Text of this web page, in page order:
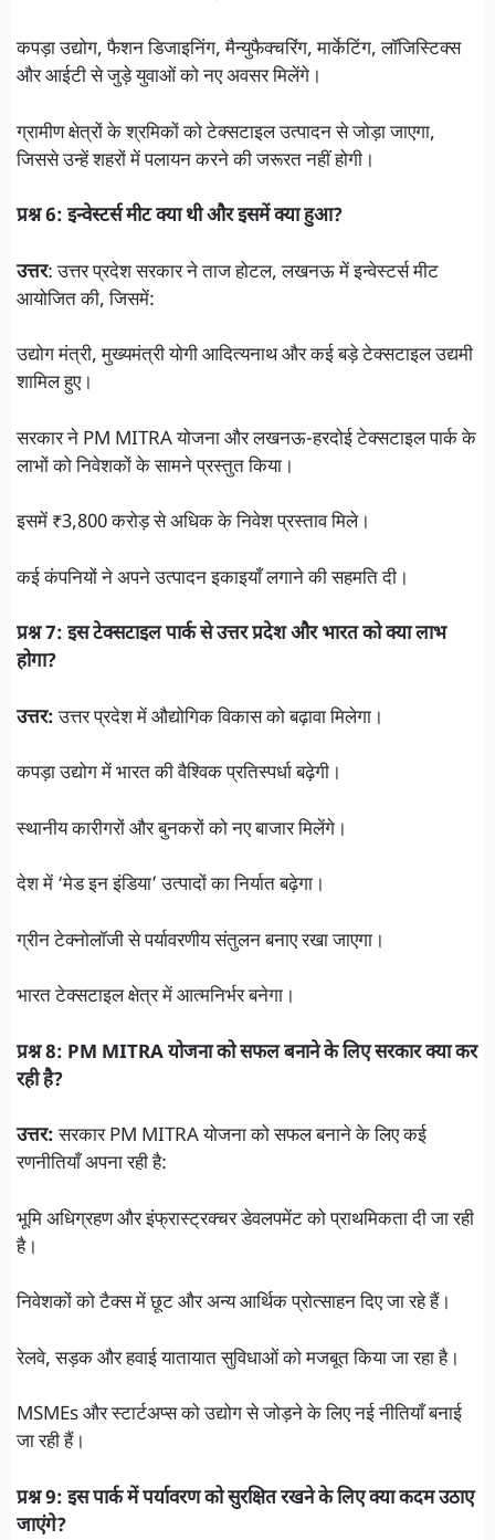
कपड़ा उद्योग, फैशन डिजाइनिंग, मैन्युफैक्चरिंग, मार्केटिंग, लॉजिस्टिक्स
और आईटी से जुड़े युवाओं को नए अवसर मिलेंगे।
ग्रामीण क्षेत्रों के श्रमिकों को टेक्सटाइल उत्पादन से जोड़ा जाएगा,
जिससे उन्हें शहरों में पलायन करने की जरूरत नहीं होगी।
प्रश्न 6: इन्वेस्टर्स मीट क्या थी और इसमें क्या हुआ?
उत्तर: उत्तर प्रदेश सरकार ने ताज होटल, लखनऊ में इन्वेस्टर्स मीट
आयोजित की, जिसमें:
उद्योग मंत्री, मुख्यमंत्री योगी आदित्यनाथ और कई बड़े टेक्सटाइल उद्यमी
शामिल हुए।
सरकार ने PM MITRA योजना और लखनऊ-हरदोई टेक्सटाइल पार्क के
लाभों को निवेशकों के सामने प्रस्तुत किया।
इसमें ₹3,800 करोड़ से अधिक के निवेश प्रस्ताव मिले।
कई कंपनियों ने अपने उत्पादन इकाइयाँ लगाने की सहमति दी।
प्रश्न 7: इस टेक्सटाइल पार्क से उत्तर प्रदेश और भारत को क्या लाभ
होगा?
उत्तर:उत्तर प्रदेश में औद्योगिक विकास को बढ़ावा मिलेगा।
कपड़ा उद्योग में भारत की वैश्विक प्रतिस्पर्धा बढ़ेगी।
स्थानीय कारीगरों और बुनकरों को नए बाजार मिलेंगे।
देश में ‘मेड इन इंडिया’ उत्पादों का निर्यात बढ़ेगा।
ग्रीन टेक्नोलॉजी से पर्यावरणीय संतुलन बनाए रखा जाएगा।
भारत टेक्सटाइल क्षेत्र में आत्मनिर्भर बनेगा।
प्रश्न 8: PM MITRA योजना को सफल बनाने के लिए सरकार क्या कर
रही है?
उत्तर:सरकार PM MITRA योजना को सफल बनाने के लिए कई
रणनीतियाँ अपना रही है:
भूमि अधिग्रहण और इंफ्रास्ट्रक्चर डेवलपमेंट को प्राथमिकता दी जा रही
है।
निवेशकों को टैक्स में छूट और अन्य आर्थिक प्रोत्साहन दिए जा रहे हैं।
रेलवे, सड़क और हवाई यातायात सुविधाओं को मजबूत किया जा रहा है।
MSMEs और स्टार्टअप्स को उद्योग से जोड़ने के लिए नई नीतियाँ बनाई
जा रही हैं।
प्रश्न 9: इस पार्क में पर्यावरण को सुरक्षित रखने के लिए क्या कदम उठाए
जाएंगे?